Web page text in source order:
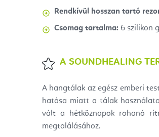
Rendkívül hosszan tartó
Csomag tartalma: 6 szilikon
A SOUNDHEALING
A hangtálak az egész emberi
hatása miatt a tálak
vált a hétköznapok rohanó
megtalálásához.